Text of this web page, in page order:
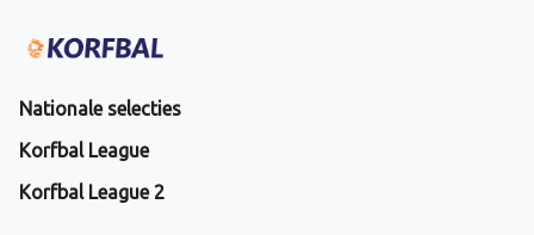
Nationale selecties
Korfbal League
Korfbal League 2